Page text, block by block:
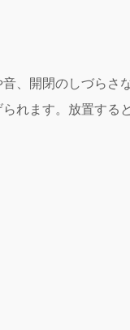
、開閉のしづらさ
れます。放置する